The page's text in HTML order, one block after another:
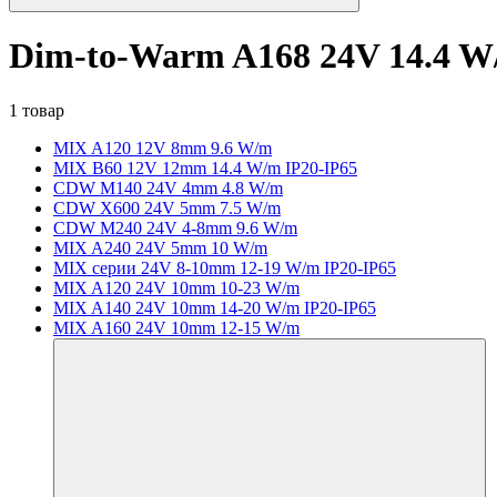
Dim-to-Warm A168 24V 14.4
1 товар
MIX A120 12V 8mm 9.6 W/m
MIX B60 12V 12mm 14.4 W/m IP20-IP65
CDW M140 24V 4mm 4.8 W/m
CDW X600 24V 5mm 7.5 W/m
CDW M240 24V 4-8mm 9.6 W/m
MIX A240 24V 5mm 10 W/m
MIX серии 24V 8-10mm 12-19 W/m IP20-IP65
MIX A120 24V 10mm 10-23 W/m
MIX A140 24V 10mm 14-20 W/m IP20-IP65
MIX A160 24V 10mm 12-15 W/m